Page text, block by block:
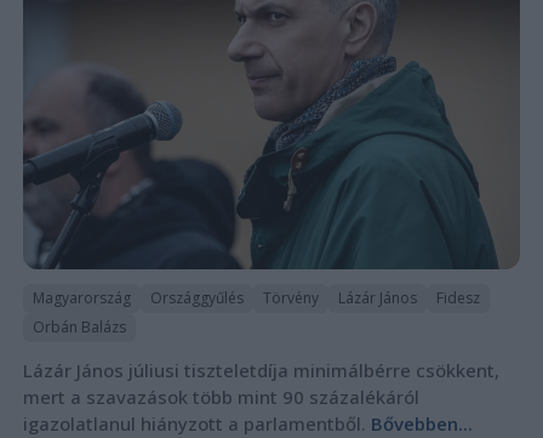
Magyarország Országgyűlés Törvény Lázár János
Fidesz
Orbán Balázs
Lázár János júliusi tiszteletdíja minimálbérre csökkent,
mert a szavazások több mint 90 százalékáról
igazolatlanul hiányzott a parlamentből. Bővebben...